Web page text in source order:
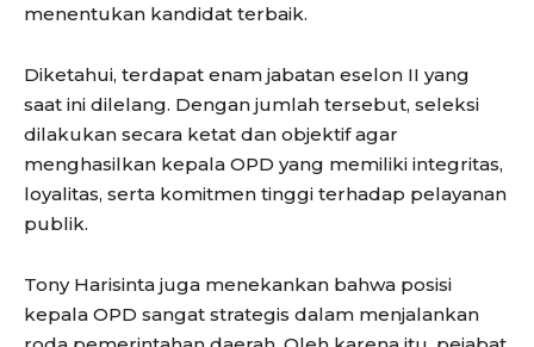
menentukan kandidat terbaik.
Diketahui, terdapat enam jabatan eselon II yang
saat ini dilelang. Dengan jumlah tersebut, seleksi
dilakukan secara ketat dan objektif agar
menghasilkan kepala OPD yang memiliki integritas,
loyalitas, serta komitmen tinggi terhadap pelayanan
publik.
Tony Harisinta juga menekankan bahwa posisi
kepala OPD sangat strategis dalam menjalankan